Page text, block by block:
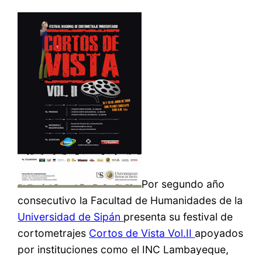
Por segundo año
consecutivo la Facultad de Humanidades de la
Universidad de Sipán presenta su festival de
cortometrajes Cortos de Vista Vol.II apoyados
por instituciones como el INC Lambayeque,